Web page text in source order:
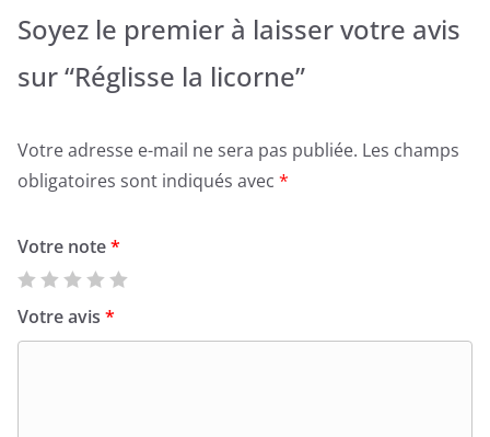
Soyez le premier à laisser votre avis
sur “Réglisse la licorne”
Votre adresse e-mail ne sera pas publiée. Les champs
obligatoires sont indiqués avec *
Votre note*
Votre avis *